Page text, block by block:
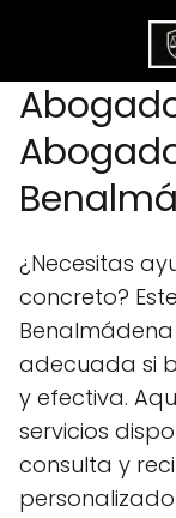
¿Necesitas
concreto?
adecuada si
y efectiva.
servicios
consulta y